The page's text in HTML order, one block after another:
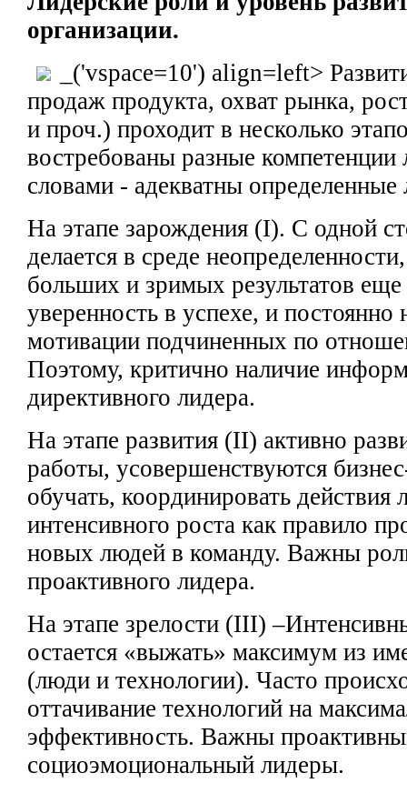
организации.
_('vspace=10') align=left>
продаж продукта, охват рынка,
и проч.) проходит в несколько
востребованы разные
словами - адекватны определенные
На этапе зарождения (I). С одной
делается в среде
больших и зримых результатов
уверенность в успехе, и
мотивации подчиненных по
Поэтому, критично наличие
директивного лидера.
На этапе развития (II) активно
работы, усовершенствуются
обучать, координировать действия
интенсивного роста как правило
новых людей в команду. Важны
проактивного лидера.
На этапе зрелости (III)
остается «выжать» максимум из
(люди и технологии). Часто
оттачивание технологий на
эффективность. Важны
социоэмоциональный лидеры.